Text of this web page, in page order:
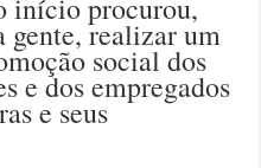
início procurou,
gente, realizar um
social dos
e dos empregados
e seus